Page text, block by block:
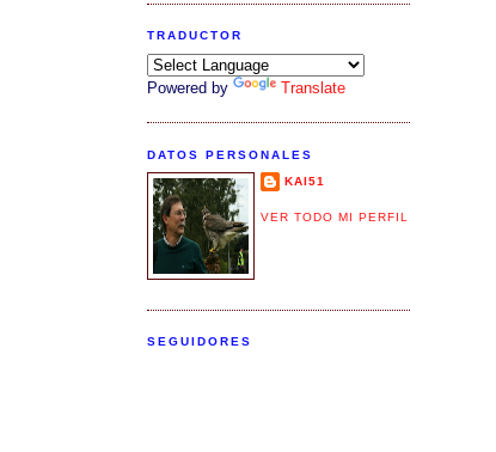
TRADUCTOR
Powered by Translate
DATOS PERSONALES
KAI51
VER TODO MI PERFIL
SEGUIDORES